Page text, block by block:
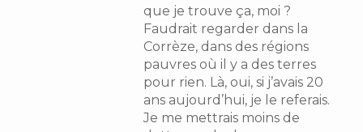
que je trouve ça, moi ?
Faudrait regarder dans la
Corrèze, dans des régions
pauvres où il y a des terres
pour rien. Là, oui, si j’avais 20
ans aujourd’hui, je le referais.
Je me mettrais moins de